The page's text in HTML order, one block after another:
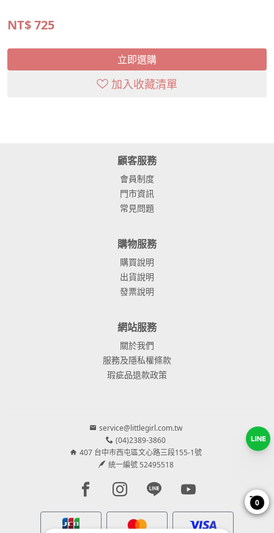
NT$725
立即選購
加入收藏清單
顧客服務
會員制度
門市資訊
常見問題
購物服務
購買說明
出貨說明
發票說明
網站服務
關於我們
服務及隱私權條款
瑕疵品退款政策
service@littlegirl.com.tw
(04)2389-3860
407 台中市西屯區文心路三段155-1號
統一編號 52495518
Facebook page
Instagram page
Line pageYoutube page
0